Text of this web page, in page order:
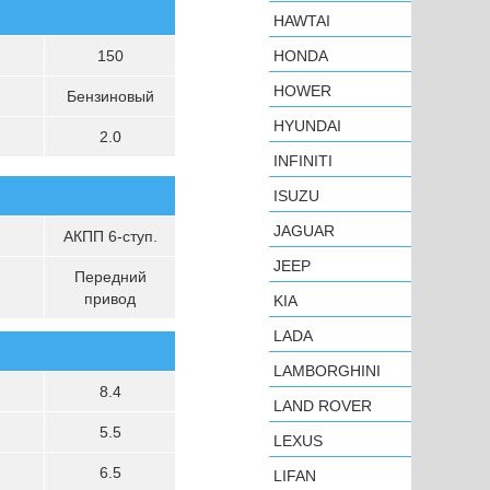
150
Бензиновый
2.0
АКПП 6-ступ.
Передний
привод
8.4
5.5
6.5
HAWTAI
HONDA
HOWER
HYUNDAI
INFINITI
ISUZU
JAGUAR
JEEP
KIA
LADA
LAMBORGHINI
LAND ROVER
LEXUS
LIFAN